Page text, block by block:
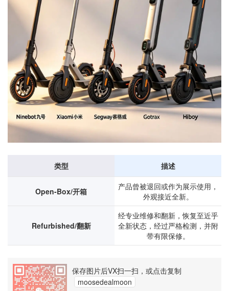
类型 描述
Open-Box/开箱
产品曾被退回或作为展示使用，
外观接近全新。
Refurbished/翻新
经专业维修和翻新，恢复至近乎
全新状态，经过严格检测，并附
带有限保修。
保存图片后VX扫一扫，或点击复制
moosedealmoon